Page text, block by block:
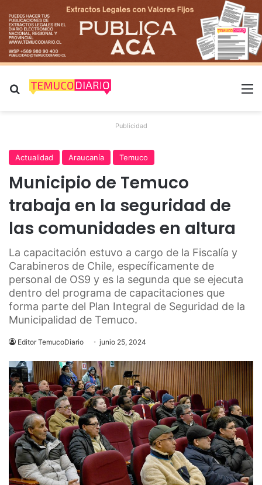
Buscar por
Publicidad
Actualidad Araucanía Temuco
Municipio de Temuco
trabaja en la seguridad de
las comunidades en altura
La capacitación estuvo a cargo de la Fiscalía y
Carabineros de Chile, específicamente de
personal de OS9 y es la segunda que se ejecuta
dentro del programa de capacitaciones que
forma parte del Plan Integral de Seguridad de la
Municipalidad de Temuco.
Editor TemucoDiario junio 25, 2024